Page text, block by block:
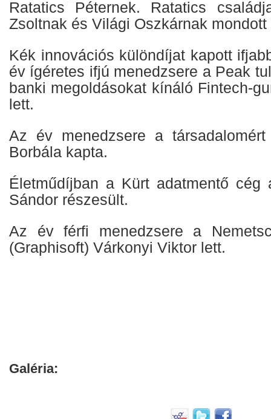
Ratatics Péternek. Ratatics
Zsoltnak és Világi Oszkárnak
Kék innovációs különdíjat kapott
év ígéretes ifjú menedzsere a Peak
banki megoldásokat kínáló Fintech-
lett.
Az év menedzsere a
Borbála kapta.
Életműdíjban a Kürt adatmentő cég
Sándor részesült.
Az év férfi menedzsere a
(Graphisoft) Várkonyi Viktor lett.
Galéria: